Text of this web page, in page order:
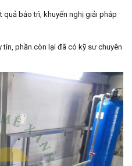
quả bảo trì, khuyến nghị giải pháp
phần còn lại đã có kỹ sư chuyên